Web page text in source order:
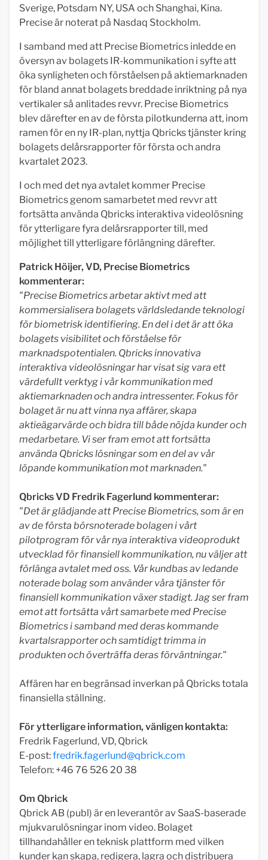
Sverige, Potsdam NY, USA och Shanghai, Kina.
Precise är noterat på Nasdaq Stockholm.
I samband med att Precise Biometrics inledde en
översyn av bolagets IR-kommunikation i syfte att
öka synligheten och förståelsen på aktiemarknaden
för bland annat bolagets breddade inriktning på nya
vertikaler så anlitades revvr. Precise Biometrics
blev därefter en av de första pilotkunderna att, inom
ramen för en ny IR-plan, nyttja Qbricks tjänster kring
bolagets delårsrapporter för första och andra
kvartalet 2023.
I och med det nya avtalet kommer Precise
Biometrics genom samarbetet med revvr att
fortsätta använda Qbricks interaktiva videolösning
för ytterligare fyra delårsrapporter till, med
möjlighet till ytterligare förlängning därefter.
Patrick Höijer, VD, Precise Biometrics
kommenterar:
"Precise Biometrics arbetar aktivt med att
kommersialisera bolagets världsledande teknologi
för biometrisk identifiering. En del i det är att öka
bolagets visibilitet och förståelse för
marknadspotentialen. Qbricks innovativa
interaktiva videolösningar har visat sig vara ett
värdefullt verktyg i vår kommunikation med
aktiemarknaden och andra intressenter. Fokus för
bolaget är nu att vinna nya affärer, skapa
aktieägarvärde och bidra till både nöjda kunder och
medarbetare. Vi ser fram emot att fortsätta
använda Qbricks lösningar som en del av vår
löpande kommunikation mot marknaden."
Qbricks VD Fredrik Fagerlund kommenterar:
"Det är glädjande att Precise Biometrics, som är en
av de första börsnoterade bolagen i vårt
pilotprogram för vår nya interaktiva videoprodukt
utvecklad för finansiell kommunikation, nu väljer att
förlänga avtalet med oss. Vår kundbas av ledande
noterade bolag som använder våra tjänster för
finansiell kommunikation växer stadigt. Jag ser fram
emot att fortsätta vårt samarbete med Precise
Biometrics i samband med deras kommande
kvartalsrapporter och samtidigt trimma in
produkten och överträffa deras förväntningar."
Affären har en begränsad inverkan på Qbricks totala
finansiella ställning.
För ytterligare information, vänligen kontakta:
Fredrik Fagerlund, VD, Qbrick
E-post:fredrik.fagerlund@qbrick.com
Telefon: +46 76 526 20 38
Om Qbrick
Qbrick AB (publ) är en leverantör av SaaS-baserade
mjukvarulösningar inom video. Bolaget
tillhandahåller en teknisk plattform med vilken
kunder kan skapa, redigera, lagra och distribuera